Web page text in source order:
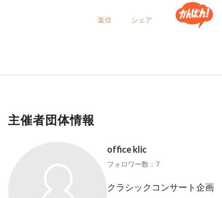
返信 シェア
主催者団体情報
office klic
フォロワー数：7
クラシックコンサート企画